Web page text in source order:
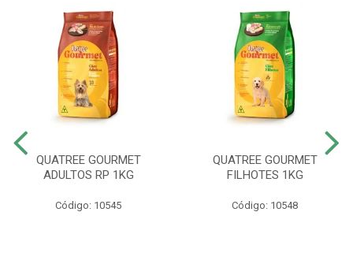
QUATREE GOURMET
ADULTOS RP 1KG
Código: 10545
QUATREE GOURMET
FILHOTES 1KG
Código: 10548